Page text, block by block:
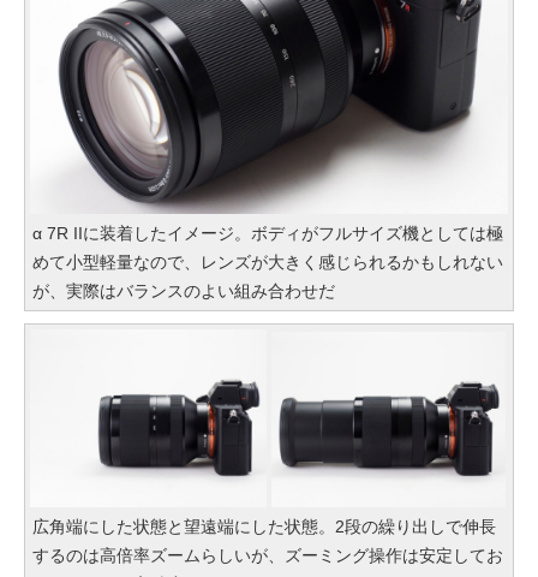
α 7R IIに装着したイメージ。ボディがフルサイズ機としては極
めて小型軽量なので、レンズが大きく感じられるかもしれない
が、実際はバランスのよい組み合わせだ
広角端にした状態と望遠端にした状態。2段の繰り出しで伸長
するのは高倍率ズームらしいが、ズーミング操作は安定してお